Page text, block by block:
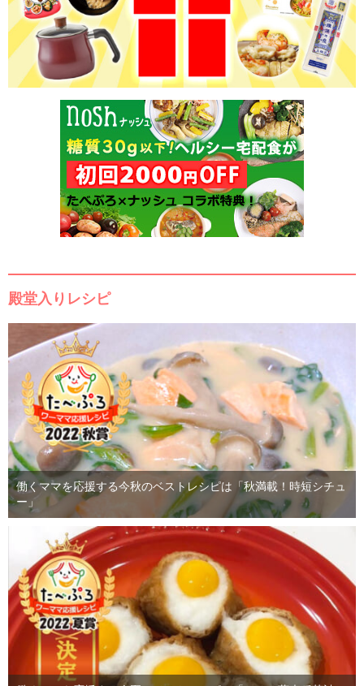
殿堂入りレシピ
働くママを応援する今秋のベストレシピは「秋満載！時短シチュ
ー」